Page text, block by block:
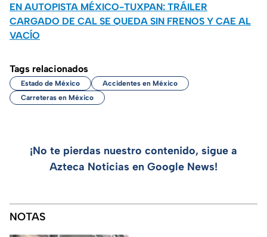
EN AUTOPISTA MÉXICO-TUXPAN: TRÁILER
CARGADO DE CAL SE QUEDA SIN FRENOS Y CAE AL
VACÍO
Tags relacionados
Estado de México
Accidentes en México
Carreteras en México
¡No te pierdas nuestro contenido, sigue a
Azteca Noticias en Google News!
NOTAS